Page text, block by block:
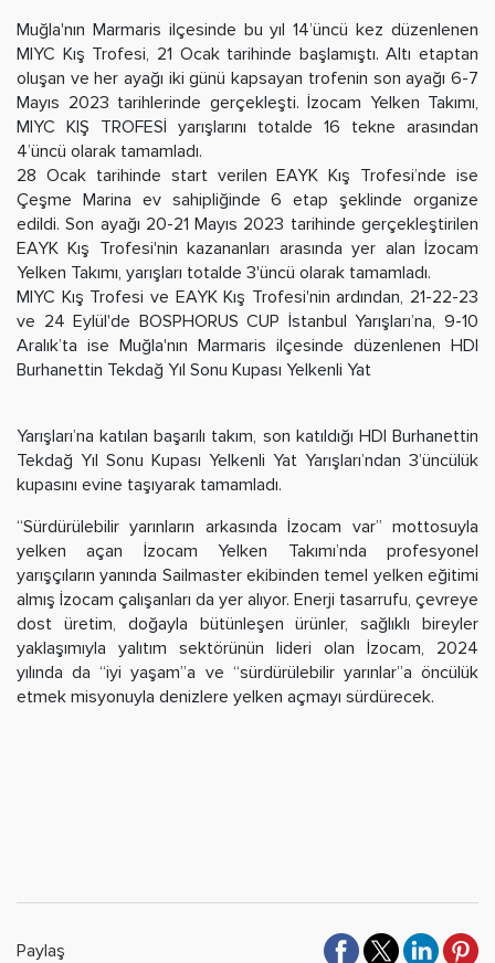
Muğla'nın Marmaris ilçesinde bu yıl 14’üncü kez düzenlenen
MIYC Kış Trofesi, 21 Ocak tarihinde başlamıştı. Altı etaptan
oluşan ve her ayağı iki günü kapsayan trofenin son ayağı 6-7
Mayıs 2023 tarihlerinde gerçekleşti. İzocam Yelken Takımı,
MIYC KIŞ TROFESİ yarışlarını totalde 16 tekne arasından
4’üncü olarak tamamladı.
28 Ocak tarihinde start verilen EAYK Kış Trofesi’nde ise
Çeşme Marina ev sahipliğinde 6 etap şeklinde organize
edildi. Son ayağı 20-21 Mayıs 2023 tarihinde gerçekleştirilen
EAYK Kış Trofesi'nin kazananları arasında yer alan İzocam
Yelken Takımı, yarışları totalde 3'üncü olarak tamamladı.
MIYC Kış Trofesi ve EAYK Kış Trofesi'nin ardından, 21-22-23
ve 24 Eylül'de BOSPHORUS CUP İstanbul Yarışları’na, 9-10
Aralık’ta ise Muğla'nın Marmaris ilçesinde düzenlenen HDI
Burhanettin Tekdağ Yıl Sonu Kupası Yelkenli Yat
Yarışları’na katılan başarılı takım, son katıldığı HDI Burhanettin
Tekdağ Yıl Sonu Kupası Yelkenli Yat Yarışları’ndan 3’üncülük
kupasını evine taşıyarak tamamladı.
“Sürdürülebilir yarınların arkasında İzocam var” mottosuyla
yelken açan İzocam Yelken Takımı’nda profesyonel
yarışçıların yanında Sailmaster ekibinden temel yelken eğitimi
almış İzocam çalışanları da yer alıyor. Enerji tasarrufu, çevreye
dost üretim, doğayla bütünleşen ürünler, sağlıklı bireyler
yaklaşımıyla yalıtım sektörünün lideri olan İzocam, 2024
yılında da “iyi yaşam”a ve “sürdürülebilir yarınlar”a öncülük
etmek misyonuyla denizlere yelken açmayı sürdürecek.
Paylaş